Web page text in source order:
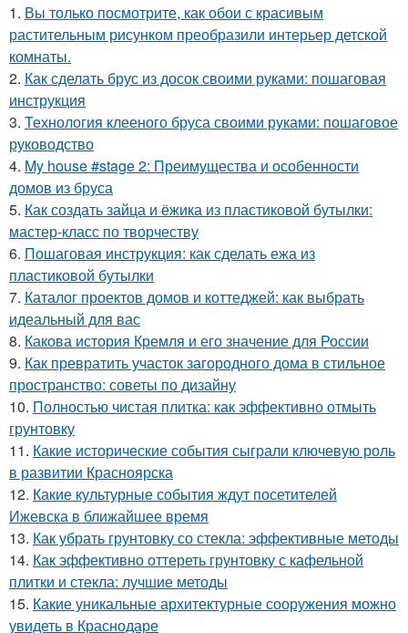
1. Вы только посмотрите, как обои с красивым
растительным рисунком преобразили интерьер детской
комнаты.
2. Как сделать брус из досок своими руками: пошаговая
инструкция
3. Технология клееного бруса своими руками: пошаговое
руководство
4. My house #stage 2: Преимущества и особенности
домов из бруса
5. Как создать зайца и ёжика из пластиковой бутылки:
мастер-класс по творчеству
6. Пошаговая инструкция: как сделать ежа из
пластиковой бутылки
7. Каталог проектов домов и коттеджей: как выбрать
идеальный для вас
8. Какова история Кремля и его значение для России
9. Как превратить участок загородного дома в стильное
пространство: советы по дизайну
10. Полностью чистая плитка: как эффективно отмыть
грунтовку
11. Какие исторические события сыграли ключевую роль
в развитии Красноярска
12. Какие культурные события ждут посетителей
Ижевска в ближайшее время
13. Как убрать грунтовку со стекла: эффективные методы
14. Как эффективно оттереть грунтовку с кафельной
плитки и стекла: лучшие методы
15. Какие уникальные архитектурные сооружения можно
увидеть в Краснодаре